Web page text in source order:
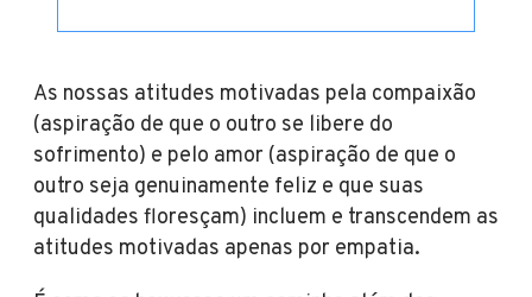
As nossas atitudes motivadas pela compaixão
(aspiração de que o outro se libere do
sofrimento) e pelo amor (aspiração de que o
outro seja genuinamente feliz e que suas
qualidades floresçam) incluem e transcendem as
atitudes motivadas apenas por empatia.